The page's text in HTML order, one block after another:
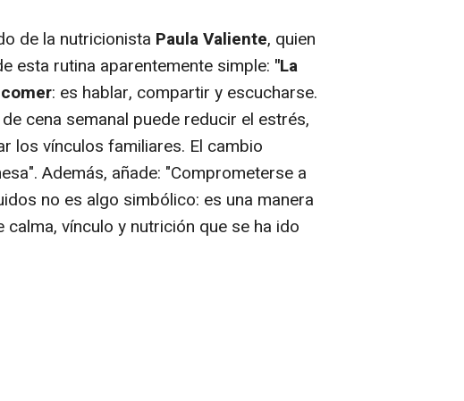
de la nutricionista Paula Valiente, quien
esta rutina aparentemente simple: "La
: es hablar, compartir y escucharse.
cena semanal puede reducir el estrés,
los vínculos familiares. El cambio
Además, añade: "Comprometerse a
no es algo simbólico: es una manera
vínculo y nutrición que se ha ido